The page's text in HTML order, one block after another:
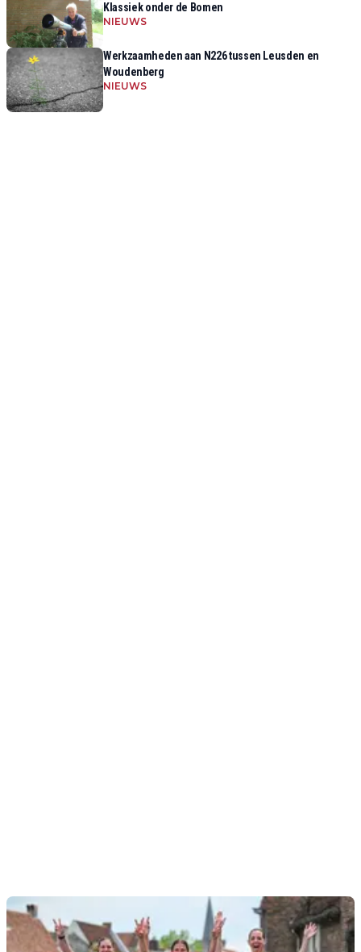
Klassiek onder de Bomen
NIEUWS
Werkzaamheden aan N226 tussen Leusden en
Woudenberg
NIEUWS